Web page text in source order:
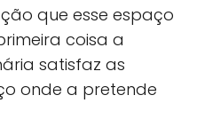
que esse espaço
coisa a
satisfaz as
onde a pretende